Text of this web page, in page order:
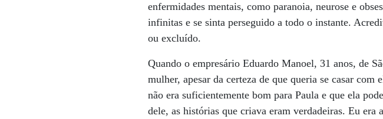
enfermidades mentais, como paranoia, neurose e
infinitas e se sinta perseguido a todo o instante.
ou excluído.
Quando o empresário Eduardo Manoel, 31 anos, de
mulher, apesar da certeza de que queria se casar
não era suficientemente bom para Paula e que ela
dele, as histórias que criava eram verdadeiras. Eu era